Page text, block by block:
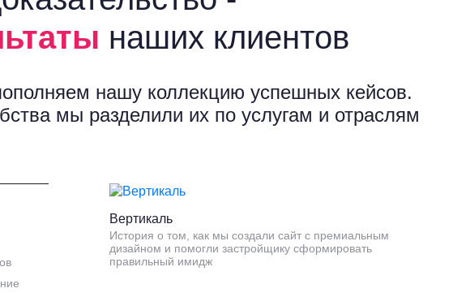
наших клиентов
нашу коллекцию успешных кейсов.
мы разделили их по услугам и отраслям
Вертикаль
История о том, как мы создали сайт с премиальным
дизайном и помогли застройщику сформировать
правильный имидж